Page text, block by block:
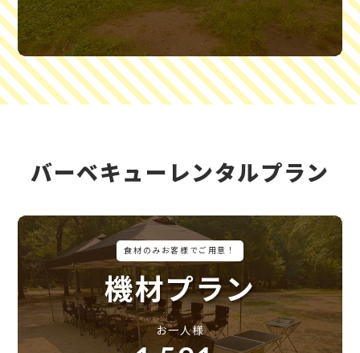
バーベキューレンタルプラン
食材のみお客様でご用意！
機材プラン
お一人様